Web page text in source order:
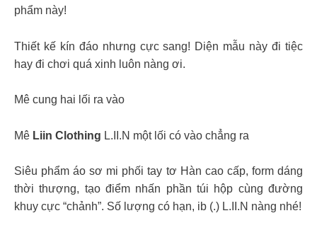
phẩm này!
Thiết kế kín đáo nhưng cực sang! Diện mẫu này đi tiệc
hay đi chơi quá xinh luôn nàng ơi.
Mê cung hai lối ra vào
Mê Liin Clothing L.II.N một lối có vào chẳng ra
Siêu phẩm áo sơ mi phối tay tơ Hàn cao cấp, form dáng
thời thượng, tạo điểm nhấn phần túi hộp cùng đường
khuy cực “chảnh”. Số lượng có hạn, ib (.) L.II.N nàng nhé!